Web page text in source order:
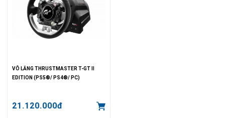
VÔ LĂNG THRUSTMASTER T-GT II
EDITION (PS5®/ PS4®/ PC)
21.120.000đ